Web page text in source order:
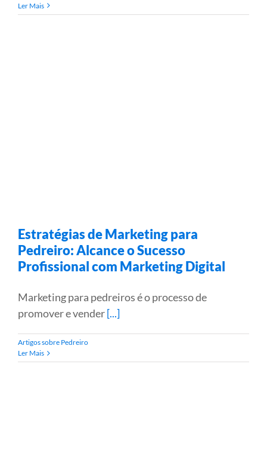
Ler Mais
Estratégias de Marketing para
Pedreiro: Alcance o Sucesso
Profissional com Marketing Digital
Marketing para pedreiros é o processo de
promover e vender[...]
Artigos sobre Pedreiro
Ler Mais